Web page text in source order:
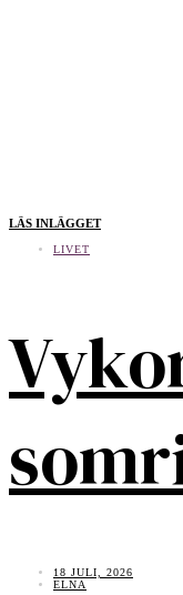
LÄS INLÄGGET
LIVET
18 JULI, 2026
ELNA